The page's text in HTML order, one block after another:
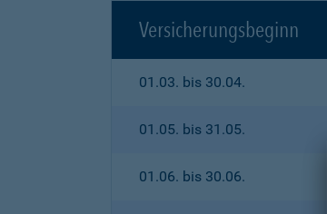
Versicherungsbeginn
01.03. bis 30.04.
01.05. bis 31.05.
01.06. bis 30.06.